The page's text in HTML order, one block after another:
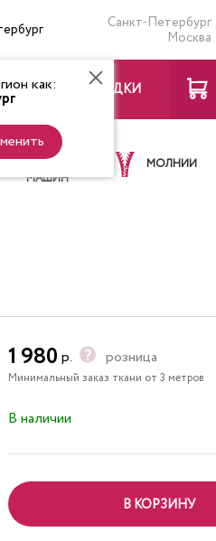
Санкт-Петербург
Москва
как: ЗАКЛАДКИ
ИГЛЫ ДЛЯ
ШВЕЙНЫХ
МАШИН
МОЛНИИ
1 980 р. розница
Минимальный заказ ткани от 3 метров
В наличии
В КОРЗИНУ